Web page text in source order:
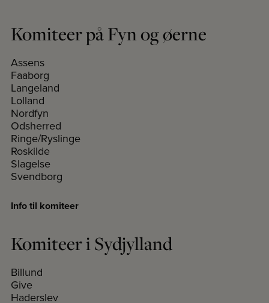
Komiteer på Fyn og øerne
Assens
Faaborg
Langeland
Lolland
Nordfyn
Odsherred
Ringe/Ryslinge
Roskilde
Slagelse
Svendborg
Info til komiteer
Komiteer i Sydjylland
Billund
Give
Haderslev